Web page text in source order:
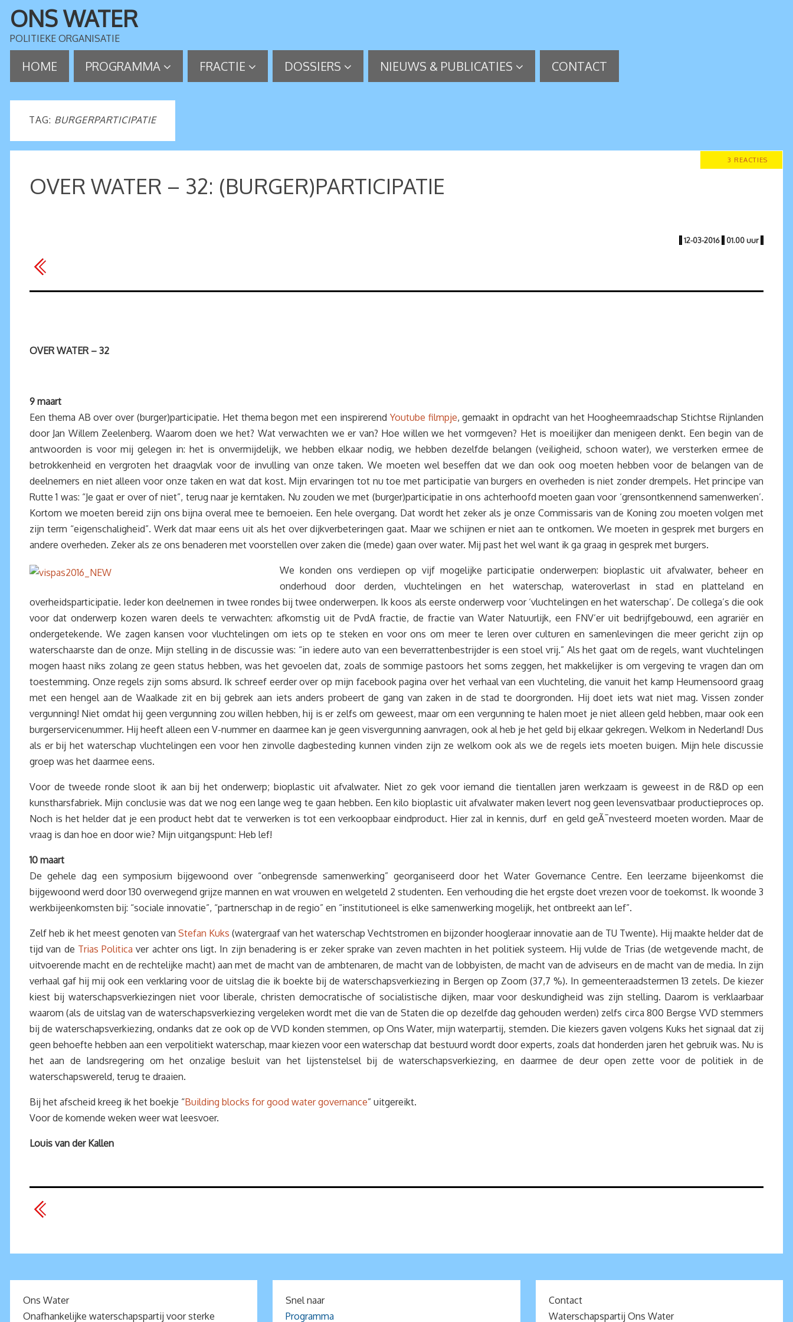
ONS WATER
POLITIEKE ORGANISATIE
HOME PROGRAMMA FRACTIE DOSSIERS NIEUWS & PUBLICATIES CONTACT
TAG: BURGERPARTICIPATIE
3 REACTIES
OVER WATER – 32: (BURGER)PARTICIPATIE
| 12-03-2016 | 01.00 uur |
OVER WATER – 32
9 maart
Een thema AB over over (burger)participatie. Het thema begon met een inspirerend Youtube filmpje, gemaakt in opdracht van het Hoogheemraadschap Stichtse Rijnlanden
door Jan Willem Zeelenberg. Waarom doen we het? Wat verwachten we er van? Hoe willen we het vormgeven? Het is moeilijker dan menigeen denkt. Een begin van de
antwoorden is voor mij gelegen in: het is onvermijdelijk, we hebben elkaar nodig, we hebben dezelfde belangen (veiligheid, schoon water), we versterken ermee de
betrokkenheid en vergroten het draagvlak voor de invulling van onze taken. We moeten wel beseffen dat we dan ook oog moeten hebben voor de belangen van de
deelnemers en niet alleen voor onze taken en wat dat kost. Mijn ervaringen tot nu toe met participatie van burgers en overheden is niet zonder drempels. Het principe van
Rutte 1 was: “Je gaat er over of niet”, terug naar je kerntaken. Nu zouden we met (burger)participatie in ons achterhoofd moeten gaan voor ‘grensontkennend samenwerken’.
Kortom we moeten bereid zijn ons bijna overal mee te bemoeien. Een hele overgang. Dat wordt het zeker als je onze Commissaris van de Koning zou moeten volgen met
zijn term “eigenschaligheid”. Werk dat maar eens uit als het over dijkverbeteringen gaat. Maar we schijnen er niet aan te ontkomen. We moeten in gesprek met burgers en
andere overheden. Zeker als ze ons benaderen met voorstellen over zaken die (mede) gaan over water. Mij past het wel want ik ga graag in gesprek met burgers.
We konden ons verdiepen op vijf mogelijke participatie onderwerpen: bioplastic uit afvalwater, beheer en
onderhoud door derden, vluchtelingen en het waterschap, wateroverlast in stad en platteland en
overheidsparticipatie. Ieder kon deelnemen in twee rondes bij twee onderwerpen. Ik koos als eerste onderwerp voor ‘vluchtelingen en het waterschap’. De collega’s die ook
voor dat onderwerp kozen waren deels te verwachten: afkomstig uit de PvdA fractie, de fractie van Water Natuurlijk, een FNV’er uit bedrijfgebouwd, een agrariër en
ondergetekende. We zagen kansen voor vluchtelingen om iets op te steken en voor ons om meer te leren over culturen en samenlevingen die meer gericht zijn op
waterschaarste dan de onze. Mijn stelling in de discussie was: “in iedere auto van een beverrattenbestrijder is een stoel vrij.” Als het gaat om de regels, want vluchtelingen
mogen haast niks zolang ze geen status hebben, was het gevoelen dat, zoals de sommige pastoors het soms zeggen, het makkelijker is om vergeving te vragen dan om
toestemming. Onze regels zijn soms absurd. Ik schreef eerder over op mijn facebook pagina over het verhaal van een vluchteling, die vanuit het kamp Heumensoord graag
met een hengel aan de Waalkade zit en bij gebrek aan iets anders probeert de gang van zaken in de stad te doorgronden. Hij doet iets wat niet mag. Vissen zonder
vergunning! Niet omdat hij geen vergunning zou willen hebben, hij is er zelfs om geweest, maar om een vergunning te halen moet je niet alleen geld hebben, maar ook een
burgerservicenummer. Hij heeft alleen een V-nummer en daarmee kan je geen visvergunning aanvragen, ook al heb je het geld bij elkaar gekregen. Welkom in Nederland! Dus
als er bij het waterschap vluchtelingen een voor hen zinvolle dagbesteding kunnen vinden zijn ze welkom ook als we de regels iets moeten buigen. Mijn hele discussie
groep was het daarmee eens.
Voor de tweede ronde sloot ik aan bij het onderwerp; bioplastic uit afvalwater. Niet zo gek voor iemand die tientallen jaren werkzaam is geweest in de R&D op een
kunstharsfabriek. Mijn conclusie was dat we nog een lange weg te gaan hebben. Een kilo bioplastic uit afvalwater maken levert nog geen levensvatbaar productieproces op.
Noch is het helder dat je een product hebt dat te verwerken is tot een verkoopbaar eindproduct. Hier zal in kennis, durf en geld geÃ¯nvesteerd moeten worden. Maar de
vraag is dan hoe en door wie? Mijn uitgangspunt: Heb lef!
10 maart
De gehele dag een symposium bijgewoond over “onbegrensde samenwerking” georganiseerd door het Water Governance Centre. Een leerzame bijeenkomst die
bijgewoond werd door 130 overwegend grijze mannen en wat vrouwen en welgeteld 2 studenten. Een verhouding die het ergste doet vrezen voor de toekomst. Ik woonde 3
werkbijeenkomsten bij: “sociale innovatie”, “partnerschap in de regio” en “institutioneel is elke samenwerking mogelijk, het ontbreekt aan lef”.
Zelf heb ik het meest genoten van Stefan Kuks (watergraaf van het waterschap Vechtstromen en bijzonder hoogleraar innovatie aan de TU Twente). Hij maakte helder dat de
tijd van de Trias Politica ver achter ons ligt. In zijn benadering is er zeker sprake van zeven machten in het politiek systeem. Hij vulde de Trias (de wetgevende macht, de
uitvoerende macht en de rechtelijke macht) aan met de macht van de ambtenaren, de macht van de lobbyisten, de macht van de adviseurs en de macht van de media. In zijn
verhaal gaf hij mij ook een verklaring voor de uitslag die ik boekte bij de waterschapsverkiezing in Bergen op Zoom (37,7 %). In gemeenteraadstermen 13 zetels. De kiezer
kiest bij waterschapsverkiezingen niet voor liberale, christen democratische of socialistische dijken, maar voor deskundigheid was zijn stelling. Daarom is verklaarbaar
waarom (als de uitslag van de waterschapsverkiezing vergeleken wordt met die van de Staten die op dezelfde dag gehouden werden) zelfs circa 800 Bergse VVD stemmers
bij de waterschapsverkiezing, ondanks dat ze ook op de VVD konden stemmen, op Ons Water, mijn waterpartij, stemden. Die kiezers gaven volgens Kuks het signaal dat zij
geen behoefte hebben aan een verpolitiekt waterschap, maar kiezen voor een waterschap dat bestuurd wordt door experts, zoals dat honderden jaren het gebruik was. Nu is
het aan de landsregering om het onzalige besluit van het lijstenstelsel bij de waterschapsverkiezing, en daarmee de deur open zette voor de politiek in de
waterschapswereld, terug te draaien.
Bij het afscheid kreeg ik het boekje “Building blocks for good water governance” uitgereikt.
Voor de komende weken weer wat leesvoer.
Louis van der Kallen
Ons Water
Onafhankelijke waterschapspartij voor sterke
Snel naar
Programma
Contact
Waterschapspartij Ons Water